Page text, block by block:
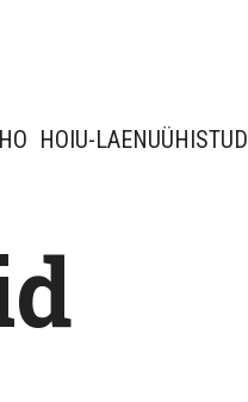
HOIU-LAENUÜHISTUD